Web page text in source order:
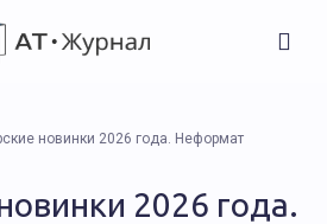
новинки 2026 года. Неформат
2026 года.